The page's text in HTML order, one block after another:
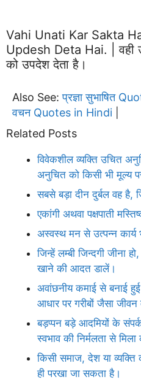
Vahi Unati Kar Sakta
Updesh Deta Hai. | वही
को उपदेश देता है।
Also See:प्रज्ञा सुभाषित
वचन Quotes in Hindi
Related Posts
विवेकशील व्यक्ति उचित
अनुचित को किसी भी मूल्य
सबसे बड़ा दीन दुर्बल वह
एकांगी अथवा पक्षपाती
अस्वस्थ मन से उत्पन्न कार्य
जिन्हें लम्बी जिन्दगी जीना
खाने की आदत डालें।
अवांछनीय कमाई से बनाई
आधार पर गरीबों जैसा
बड़प्पन बड़े आदमियों के
स्वभाव की निर्मलता से
किसी समाज, देश या व्यक्ति
ही परखा जा सकता है।